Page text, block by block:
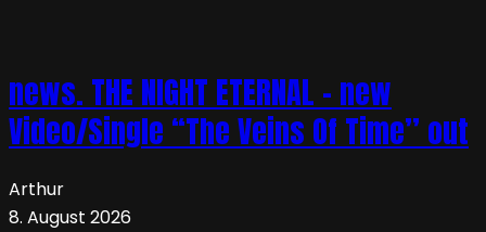
news. THE NIGHT ETERNAL – new
Video/Single “The Veins Of Time” out
Arthur
8. August 2026